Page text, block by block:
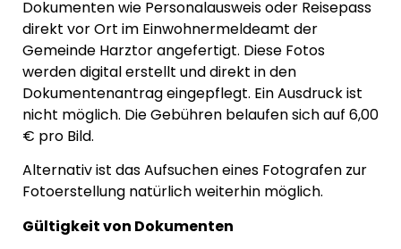
Dokumenten wie Personalausweis oder Reisepass
direkt vor Ort im Einwohnermeldeamt der
Gemeinde Harztor angefertigt. Diese Fotos
werden digital erstellt und direkt in den
Dokumentenantrag eingepflegt. Ein Ausdruck ist
nicht möglich. Die Gebühren belaufen sich auf 6,00
€ pro Bild.
Alternativ ist das Aufsuchen eines Fotografen zur
Fotoerstellung natürlich weiterhin möglich.
Gültigkeit von Dokumenten